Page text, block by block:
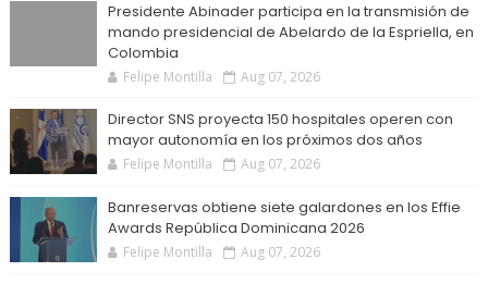
Presidente Abinader participa en la transmisión de
mando presidencial de Abelardo de la Espriella, en
Colombia
Felipe Montilla Aug 07, 2026
Director SNS proyecta 150 hospitales operen con
mayor autonomía en los próximos dos años
Felipe Montilla Aug 07, 2026
Banreservas obtiene siete galardones en los Effie
Awards República Dominicana 2026
Felipe Montilla Aug 07, 2026